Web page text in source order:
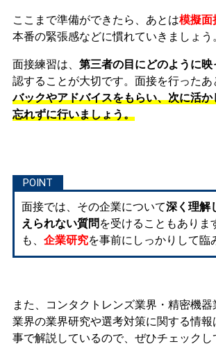
ここまで準備ができたら、あとは模擬面
本番の緊張感などに慣れていきましょう
面接練習は、 第三者の目にどのように映
認することが大切です。面接を行ったあ
バックやアドバイスをもらい、次に活
忘れずに行いましょう。
面接では、その企業について深く理解
えられない質問 を受けることもありま
も、 企業研究を事前にしっかりして臨
また、コンタクトレンズ業界・精密機
業界の業界研究や選考対策に関する情
事で解説しているので、ぜひチェックし